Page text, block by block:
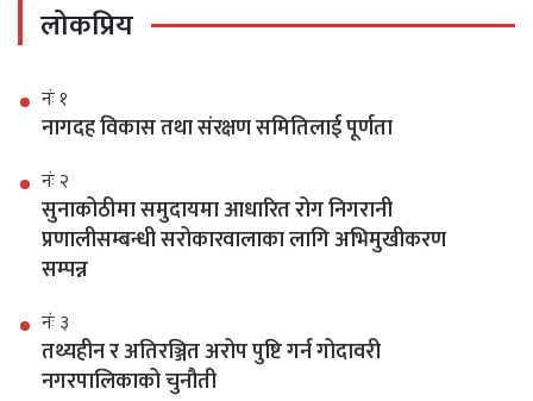
लोकप्रिय
नंः १
नागदह विकास तथा संरक्षण समितिलाई पूर्णता
नंः २
सुनाकोठीमा समुदायमा आधारित रोग निगरानी
प्रणालीसम्बन्धी सरोकारवालाका लागि अभिमुखीकरण
सम्पन्न
नंः ३
तथ्यहीन र अतिरञ्जित अरोप पुष्टि गर्न गोदावरी
नगरपालिकाको चुनौती